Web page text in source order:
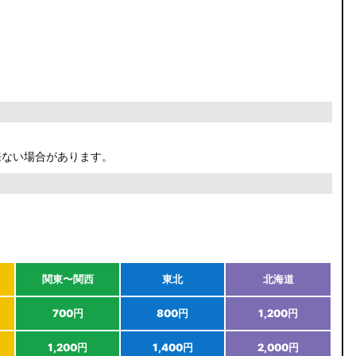
い場合があります。
関東〜関西 東北 北海道
700円 800円 1,200円
1,200円 1,400円 2,000円